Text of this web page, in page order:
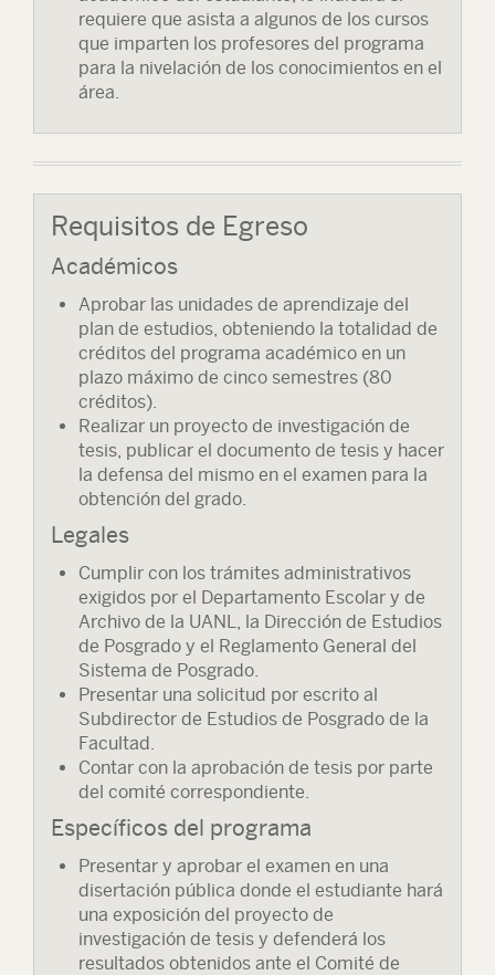
requiere que asista a algunos de los cursos
que imparten los profesores del programa
para la nivelación de los conocimientos en el
área.
Requisitos de Egreso
Académicos
Aprobar las unidades de aprendizaje del
plan de estudios, obteniendo la totalidad de
créditos del programa académico en un
plazo máximo de cinco semestres (80
créditos).
Realizar un proyecto de investigación de
tesis, publicar el documento de tesis y hacer
la defensa del mismo en el examen para la
obtención del grado.
Legales
Cumplir con los trámites administrativos
exigidos por el Departamento Escolar y de
Archivo de la UANL, la Dirección de Estudios
de Posgrado y el Reglamento General del
Sistema de Posgrado.
Presentar una solicitud por escrito al
Subdirector de Estudios de Posgrado de la
Facultad.
Contar con la aprobación de tesis por parte
del comité correspondiente.
Específicos del programa
Presentar y aprobar el examen en una
disertación pública donde el estudiante hará
una exposición del proyecto de
investigación de tesis y defenderá los
resultados obtenidos ante el Comité de